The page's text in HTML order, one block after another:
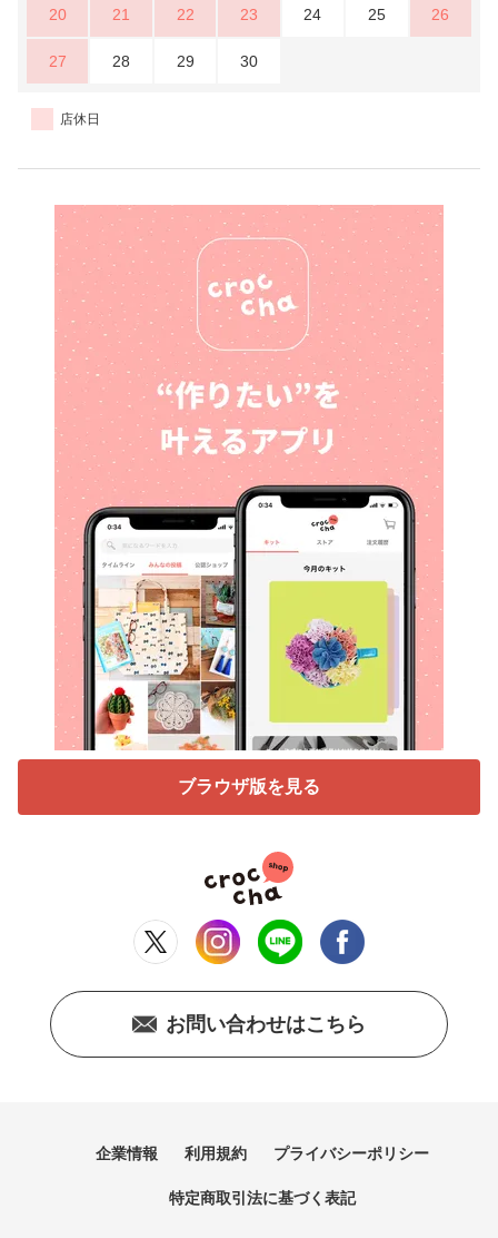
20 21 22 23 24 25 26
27 28 29 30
店休日
ブラウザ版を見る
お問い合わせはこちら
企業情報 利用規約 プライバシーポリシー
特定商取引法に基づく表記